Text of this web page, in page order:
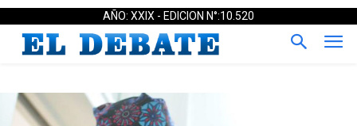
AÑO: XXIX - EDICION N°:10.520